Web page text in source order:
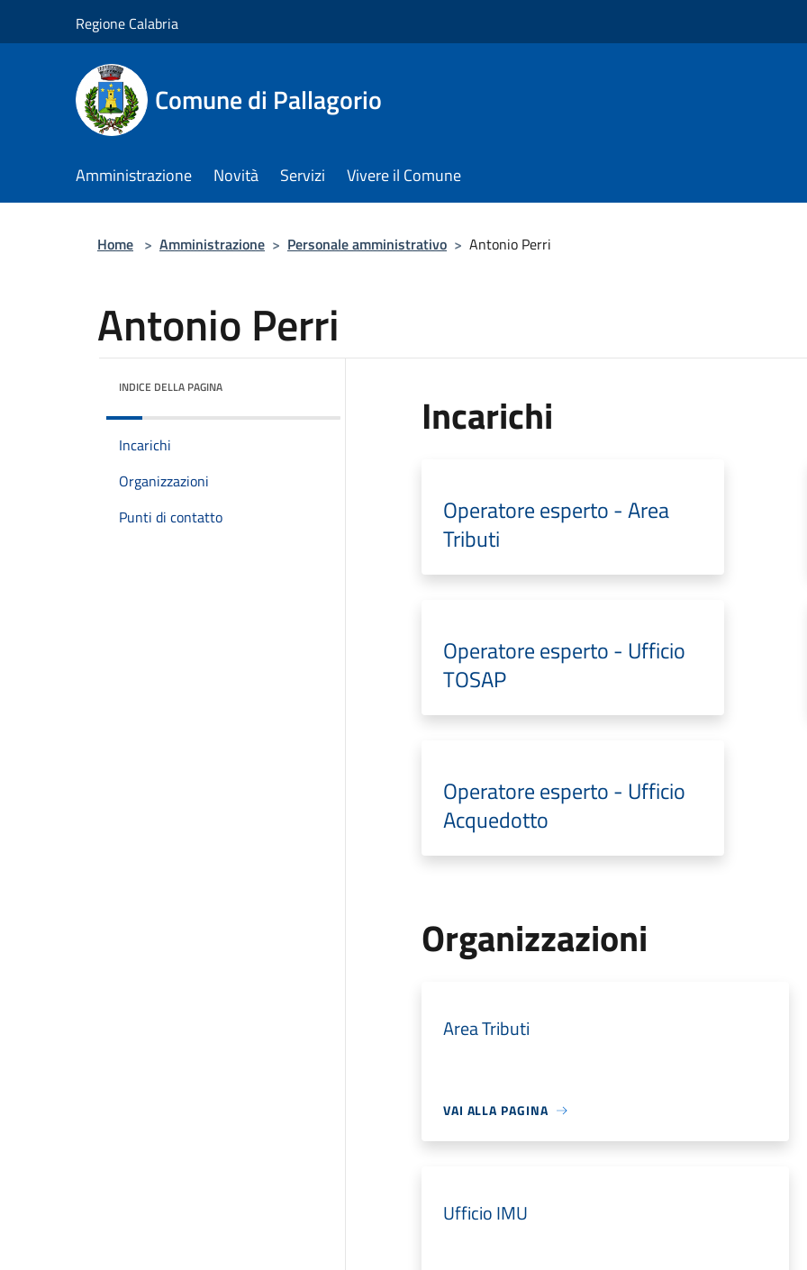
Regione Calabria
Comune di Pallagorio
Amministrazione Novità Servizi Vivere il Comune
Home > Amministrazione > Personale amministrativo > Antonio Perri
Antonio Perri
INDICE DELLA PAGINA
Incarichi
Organizzazioni
Punti di contatto
Incarichi
Operatore esperto - Area
Tributi
Operatore esperto - Ufficio
TOSAP
Operatore esperto - Ufficio
Acquedotto
Organizzazioni
Area Tributi
VAI ALLA PAGINA
Ufficio IMU